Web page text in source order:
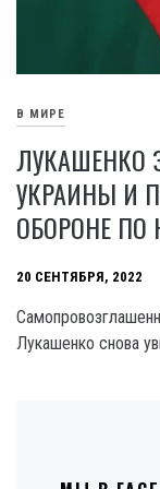
В МИРЕ
ЛУКАШЕНКО
УКРАИНЫ И
ОБОРОНЕ ПО
20 СЕНТЯБРЯ, 2022
Лукашенко снова